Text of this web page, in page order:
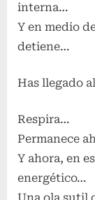
interna…
Y en medio
detiene…
Has llegado
Respira…
Permanece
Y ahora, en
energético…